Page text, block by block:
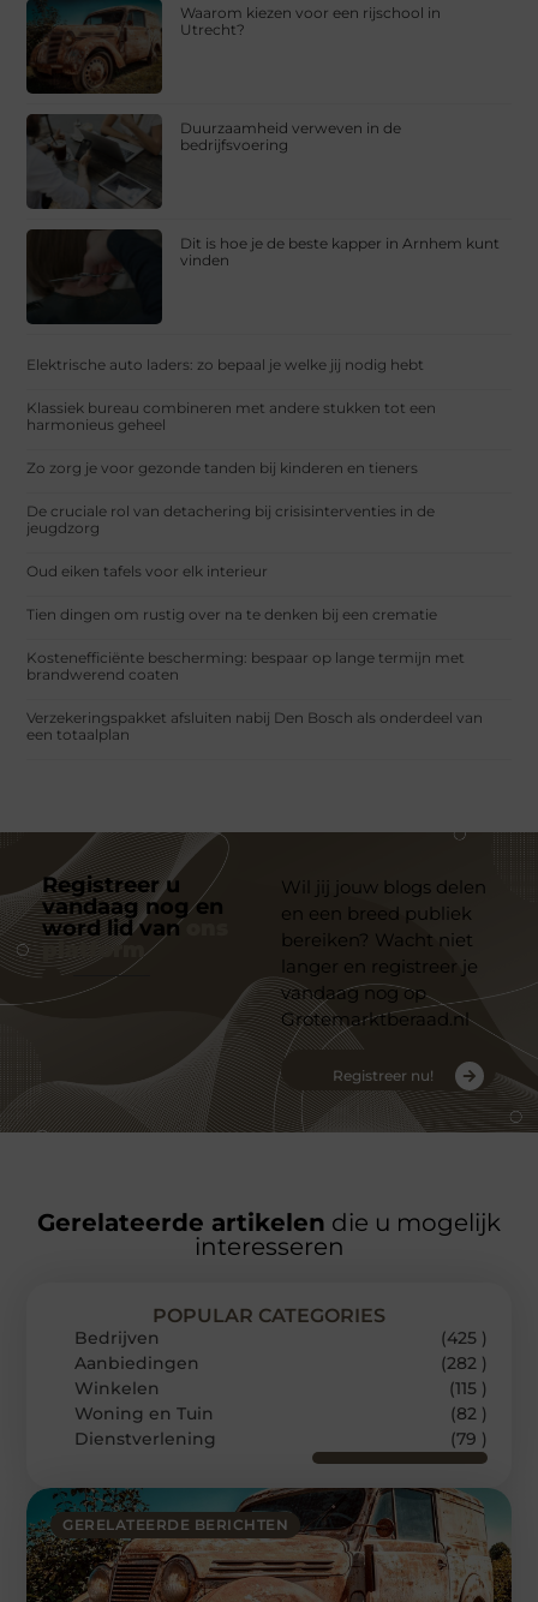
Waarom kiezen voor een rijschool in
Utrecht?
Duurzaamheid verweven in de
bedrijfsvoering
Dit is hoe je de beste kapper in Arnhem kunt
vinden
Elektrische auto laders: zo bepaal je welke jij nodig hebt
Klassiek bureau combineren met andere stukken tot een
harmonieus geheel
Zo zorg je voor gezonde tanden bij kinderen en tieners
De cruciale rol van detachering bij crisisinterventies in de
jeugdzorg
Oud eiken tafels voor elk interieur
Tien dingen om rustig over na te denken bij een crematie
Kostenefficiënte bescherming: bespaar op lange termijn met
brandwerend coaten
Verzekeringspakket afsluiten nabij Den Bosch als onderdeel van
een totaalplan
Registreer u
vandaag nog en
word lid van
platform
Wil jij jouw blogs delen
en een breed publiek
bereiken? Wacht niet
langer en registreer je
vandaag nog op
Grotemarktberaad.nl
Registreer nu!
Gerelateerde artikelen die u mogelijk
interesseren
GERELATEERDE BERICHTEN
POPULAR CATEGORIES
Bedrijven
(425 )
Aanbiedingen
(282 )
Winkelen
(115 )
Woning en Tuin
(82 )
Dienstverlening
(79 )